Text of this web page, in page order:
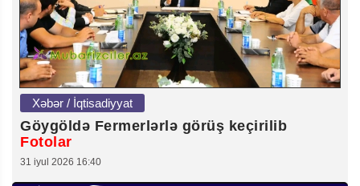
Xəbər / İqtisadiyyat
Göygöldə Fermerlərlə görüş keçirilib
Fotolar
31 iyul 2026 16:40